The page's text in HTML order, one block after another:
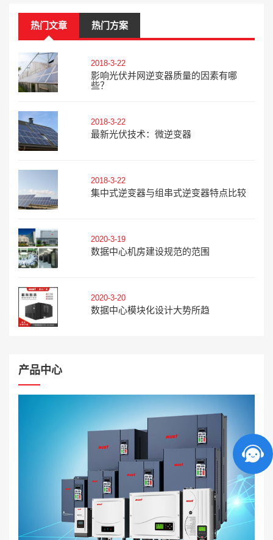
热门文章 热门方案
2018-3-22
影响光伏并网逆变器质量的因素有哪
些？
2018-3-22
最新光伏技术：微逆变器
2018-3-22
集中式逆变器与组串式逆变器特点比较
2020-3-19
数据中心机房建设规范的范围
2020-3-20
数据中心模块化设计大势所趋
产品中心